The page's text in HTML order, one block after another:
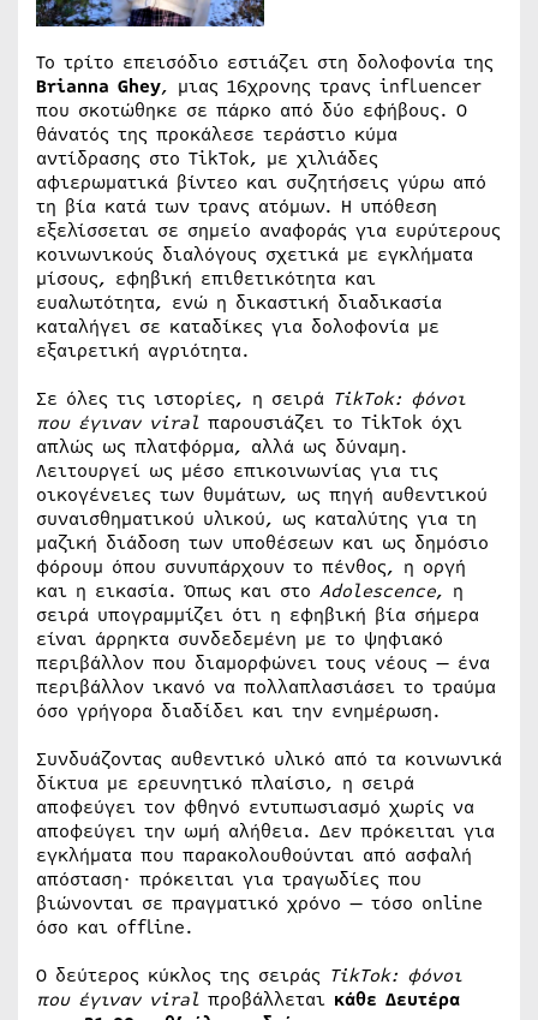
Το τρίτο επεισόδιο εστιάζει στη δολοφονία της
Brianna Ghey, μιας 16χρονης τρανς influencer
που σκοτώθηκε σε πάρκο από δύο εφήβους. Ο
θάνατός της προκάλεσε τεράστιο κύμα
αντίδρασης στο TikTok, με χιλιάδες
αφιερωματικά βίντεο και συζητήσεις γύρω από
τη βία κατά των τρανς ατόμων. Η υπόθεση
εξελίσσεται σε σημείο αναφοράς για ευρύτερους
κοινωνικούς διαλόγους σχετικά με εγκλήματα
μίσους, εφηβική επιθετικότητα και
ευαλωτότητα, ενώ η δικαστική διαδικασία
καταλήγει σε καταδίκες για δολοφονία με
εξαιρετική αγριότητα.
Σε όλες τις ιστορίες, η σειρά TikTok: φόνοι
που έγιναν viral παρουσιάζει το TikTok όχι
απλώς ως πλατφόρμα, αλλά ως δύναμη.
Λειτουργεί ως μέσο επικοινωνίας για τις
οικογένειες των θυμάτων, ως πηγή αυθεντικού
συναισθηματικού υλικού, ως καταλύτης για τη
μαζική διάδοση των υποθέσεων και ως δημόσιο
φόρουμ όπου συνυπάρχουν το πένθος, η οργή
και η εικασία. Όπως και στο Adolescence, η
σειρά υπογραμμίζει ότι η εφηβική βία σήμερα
είναι άρρηκτα συνδεδεμένη με το ψηφιακό
περιβάλλον που διαμορφώνει τους νέους — ένα
περιβάλλον ικανό να πολλαπλασιάσει το τραύμα
όσο γρήγορα διαδίδει και την ενημέρωση.
Συνδυάζοντας αυθεντικό υλικό από τα κοινωνικά
δίκτυα με ερευνητικό πλαίσιο, η σειρά
αποφεύγει τον φθηνό εντυπωσιασμό χωρίς να
αποφεύγει την ωμή αλήθεια. Δεν πρόκειται για
εγκλήματα που παρακολουθούνται από ασφαλή
απόσταση· πρόκειται για τραγωδίες που
βιώνονται σε πραγματικό χρόνο — τόσο online
όσο και offline.
Ο δεύτερος κύκλος της σειράς TikTok: φόνοι
που έγιναν viral προβάλλεται κάθε Δευτέρα